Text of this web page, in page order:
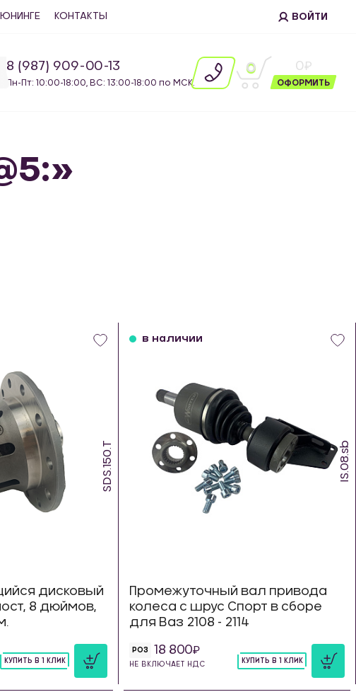
КОНТАКТЫ ВОЙТИ
8 (987) 909-00-13
Пн-Пт: 10:00-18:00, ВС: 13:00-18:00 по МСК.
0 0
ОФОРМИТЬ
SDS.150.T
дисковый
8 дюймов,
КУПИТЬ В 1 КЛИК
IS.08.sb
в наличии
Промежуточный вал привода
колеса с шрус Спорт в сборе
для Ваз 2108 - 2114
РОЗ 18 800
НЕ ВКЛЮЧАЕТ НДС КУПИТЬ В 1 КЛИК